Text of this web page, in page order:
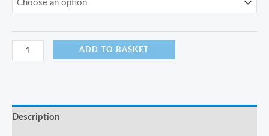
ADD TO BASKET
Description